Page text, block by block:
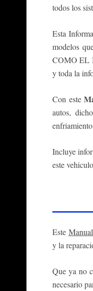
todos los
Esta
modelos
COMO EL
y toda la
Con este
autos,
Incluye
este
Este
y la
Que ya no
necesario